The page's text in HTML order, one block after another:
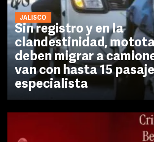
JALISCO
Sin registro y en la
clandestinidad,
deben migrar a
van con hasta 15
especialista